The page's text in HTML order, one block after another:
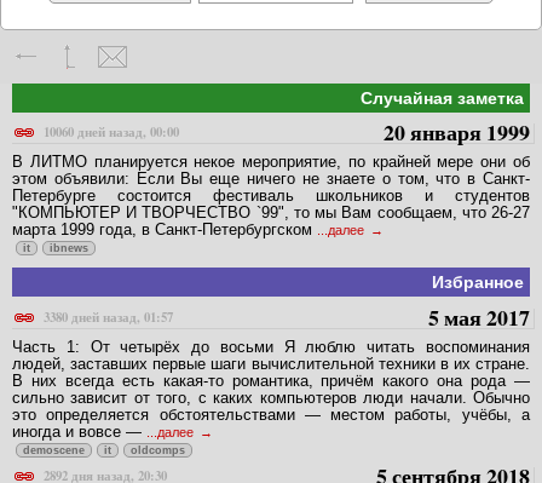
Случайная заметка
10060 дней назад, 00:00
20 января 1999
В ЛИТМО планируется некое мероприятие, по крайней мере они об
этом объявили: Если Вы еще ничего не знаете о том, что в Санкт-
Петербурге состоится фестиваль школьников и студентов
"КОМПЬЮТЕР И ТВОРЧЕСТВО `99", то мы Вам сообщаем, что 26-27
марта 1999 года, в Санкт-Петербургском
...далее
it ibnews
Избранное
3380 дней назад, 01:57
5 мая 2017
Часть 1: От четырёх до восьми Я люблю читать воспоминания
людей, заставших первые шаги вычислительной техники в их стране.
В них всегда есть какая-то романтика, причём какого она рода —
сильно зависит от того, с каких компьютеров люди начали. Обычно
это определяется обстоятельствами — местом работы, учёбы, а
иногда и вовсе —
...далее
demoscene it oldcomps
2892 дня назад, 20:30 5 сентября 2018